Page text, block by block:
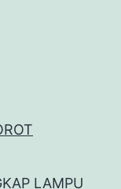
LAMPU